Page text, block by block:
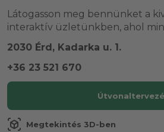
Látogasson meg bennünket a
interaktív üzletünkben, ahol
2030 Érd, Kadarka u. 1.
+36 23 521 670
view_in_ar Megtekintés 3D-ben